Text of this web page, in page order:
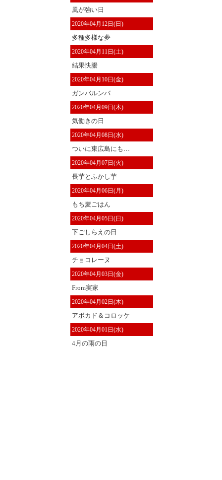
風が強い日
2020年04月12日(日)
多種多様な夢
2020年04月11日(土)
結果快腸
2020年04月10日(金)
ガンバルンバ
2020年04月09日(木)
気働きの日
2020年04月08日(水)
ついに東広島にも…
2020年04月07日(火)
長芋とふかし芋
2020年04月06日(月)
もち麦ごはん
2020年04月05日(日)
下ごしらえの日
2020年04月04日(土)
チョコレーヌ
2020年04月03日(金)
From実家
2020年04月02日(木)
アボカド＆コロッケ
2020年04月01日(水)
4月の雨の日